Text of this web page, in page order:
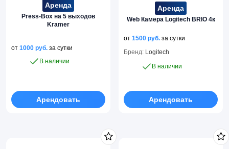
Аренда
Press-Box на 5 выходов
Kramer
от 1000 руб. за сутки
В наличии
Арендовать
Аренда
Web Камера Logitech BRIO 4к
от1500руб. за сутки
Бренд: Logitech
В наличии
Арендовать